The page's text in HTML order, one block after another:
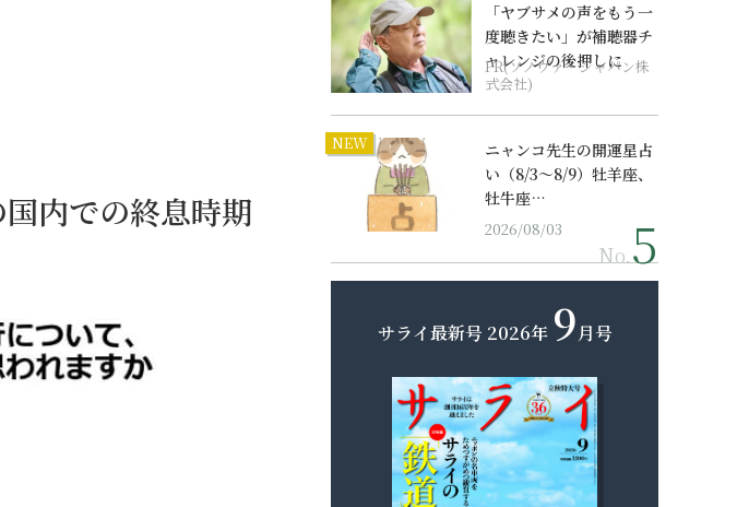
内での終息時期
「ヤブサメの声をもう一
度聴きたい」が補聴器チ
ャレンジの後押しに
PR(ソノヴァ・ジャパン株
式会社)
NEW
ニャンコ先生の開運星占
い（8/3～8/9）牡羊座、
牡牛座…
2026/08/03
No.
サライ最新号 2026年 9月号